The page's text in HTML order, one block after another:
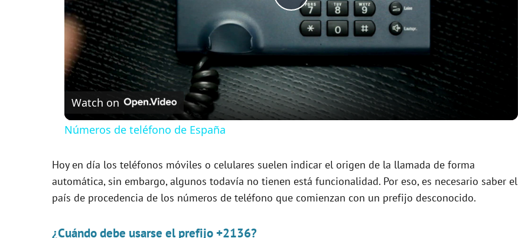
P
l
a
y
i
Watch on
Números de teléfono de España
Hoy en día los teléfonos móviles o celulares suelen indicar el origen de la llamada de forma
automática, sin embargo, algunos todavía no tienen está funcionalidad. Por eso, es necesario saber el
país de procedencia de los números de teléfono que comienzan con un prefijo desconocido.
¿Cuándo debe usarse el prefijo +2136?